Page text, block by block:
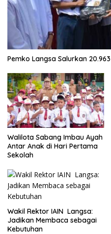
Pemko Langsa Salurkan
Walilota Sabang Imbau Ayah
Antar Anak di Hari Pertama
Sekolah
Wakil Rektor IAIN Langsa:
Jadikan Membaca sebagai
Kebutuhan